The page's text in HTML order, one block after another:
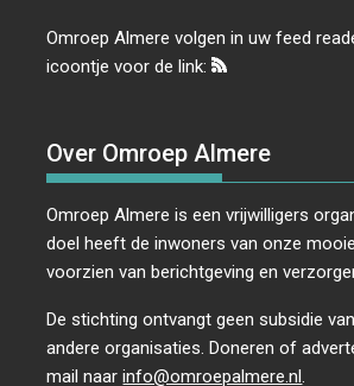
Omroep Almere volgen in uw feed
icoontje voor de link:
Over Omroep Almere
Omroep Almere is een vrijwilligers
doel heeft de inwoners van onze
voorzien van berichtgeving en
De stichting ontvangt geen subsidie
andere organisaties. Doneren of
mail naarinfo@omroepalmere.nl.